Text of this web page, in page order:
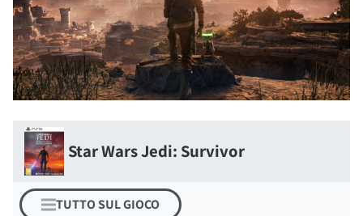
Star Wars Jedi: Survivor
TUTTO SUL GIOCO